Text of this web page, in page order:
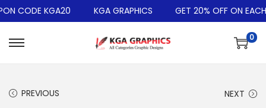
CODE KGA20 KGA GRAPHICS GET 20% OFF ON EACH
0
PREVIOUS NEXT